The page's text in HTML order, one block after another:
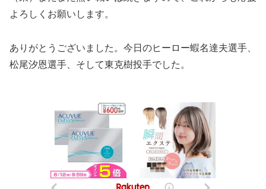
よろしくお願いします。
ありがとうございました。今日のヒーロー蝦名達夫選手、
松尾汐恩選手、そして東克樹投手でした。